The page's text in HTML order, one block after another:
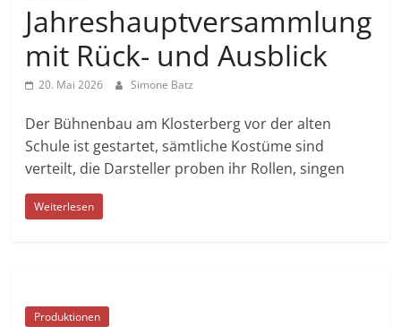
Jahreshauptversammlung
mit Rück- und Ausblick
20. Mai 2026 Simone Batz
Der Bühnenbau am Klosterberg vor der alten
Schule ist gestartet, sämtliche Kostüme sind
verteilt, die Darsteller proben ihr Rollen, singen
Weiterlesen
Produktionen